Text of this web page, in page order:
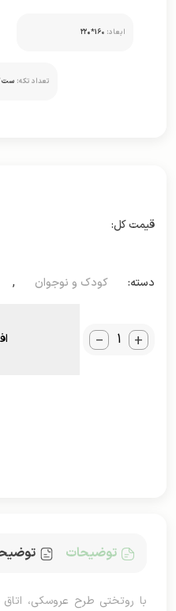
ابعاد: 160*۲۲۰
تعداد تکه:
دسته: کودک و نوجوان ,
_ +
توضیحات
با روتختی طرح عروسکی،